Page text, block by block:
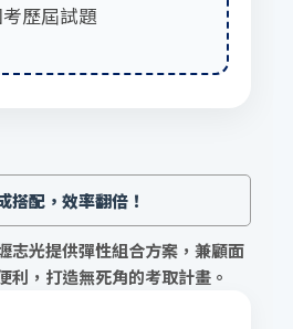
歷屆試題
搭配，效率翻倍！
志光提供彈性組合方案，兼顧面
利，打造無死角的考取計畫。